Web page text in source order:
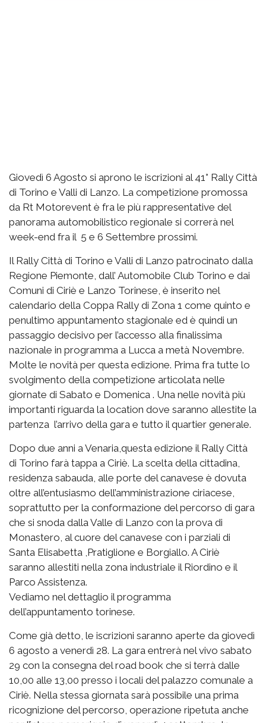
Giovedì 6 Agosto si aprono le iscrizioni al 41° Rally Città
di Torino e Valli di Lanzo. La competizione promossa
da Rt Motorevent è fra le più rappresentative del
panorama automobilistico regionale si correrà nel
week-end fra il 5 e 6 Settembre prossimi.
Il Rally Città di Torino e Valli di Lanzo patrocinato dalla
Regione Piemonte, dall’ Automobile Club Torino e dai
Comuni di Ciriè e Lanzo Torinese, è inserito nel
calendario della Coppa Rally di Zona 1 come quinto e
penultimo appuntamento stagionale ed è quindi un
passaggio decisivo per l’accesso alla finalissima
nazionale in programma a Lucca a metà Novembre.
Molte le novità per questa edizione. Prima fra tutte lo
svolgimento della competizione articolata nelle
giornate di Sabato e Domenica . Una nelle novità più
importanti riguarda la location dove saranno allestite la
partenza l’arrivo della gara e tutto il quartier generale.
Dopo due anni a Venaria,questa edizione il Rally Città
di Torino farà tappa a Ciriè. La scelta della cittadina,
residenza sabauda, alle porte del canavese è dovuta
oltre all’entusiasmo dell’amministrazione ciriacese,
soprattutto per la conformazione del percorso di gara
che si snoda dalla Valle di Lanzo con la prova di
Monastero, al cuore del canavese con i parziali di
Santa Elisabetta ,Pratiglione e Borgiallo. A Ciriè
saranno allestiti nella zona industriale il Riordino e il
Parco Assistenza.
Vediamo nel dettaglio il programma
dell’appuntamento torinese.
Come già detto, le iscrizioni saranno aperte da giovedì
6 agosto a venerdì 28. La gara entrerà nel vivo sabato
29 con la consegna del road book che si terrà dalle
10,00 alle 13,00 presso i locali del palazzo comunale a
Ciriè. Nella stessa giornata sarà possibile una prima
ricognizione del percorso, operazione ripetuta anche